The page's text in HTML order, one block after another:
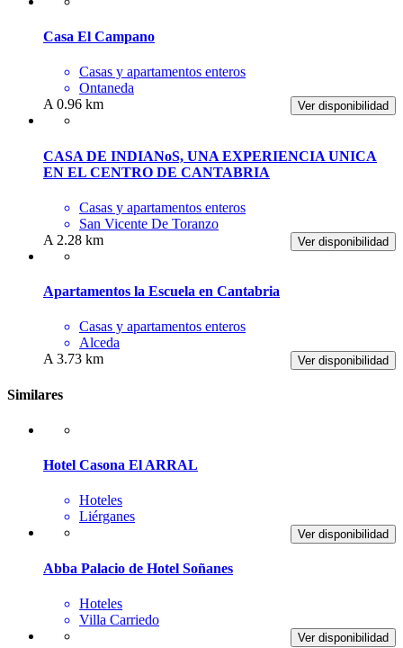
Casa El Campano
Casas y apartamentos enteros
Ontaneda
Ver disponibilidad
A 0.96 km
CASA DE INDIANoS, UNA EXPERIENCIA UNICA
EN EL CENTRO DE CANTABRIA
Casas y apartamentos enteros
San Vicente De Toranzo
Ver disponibilidad
A 2.28 km
Apartamentos la Escuela en Cantabria
Casas y apartamentos enteros
Alceda
Ver disponibilidad
A 3.73 km
Similares
Hotel Casona El ARRAL
Hoteles
Liérganes
Ver disponibilidad
Abba Palacio de Hotel Soñanes
Hoteles
Villa Carriedo
Ver disponibilidad